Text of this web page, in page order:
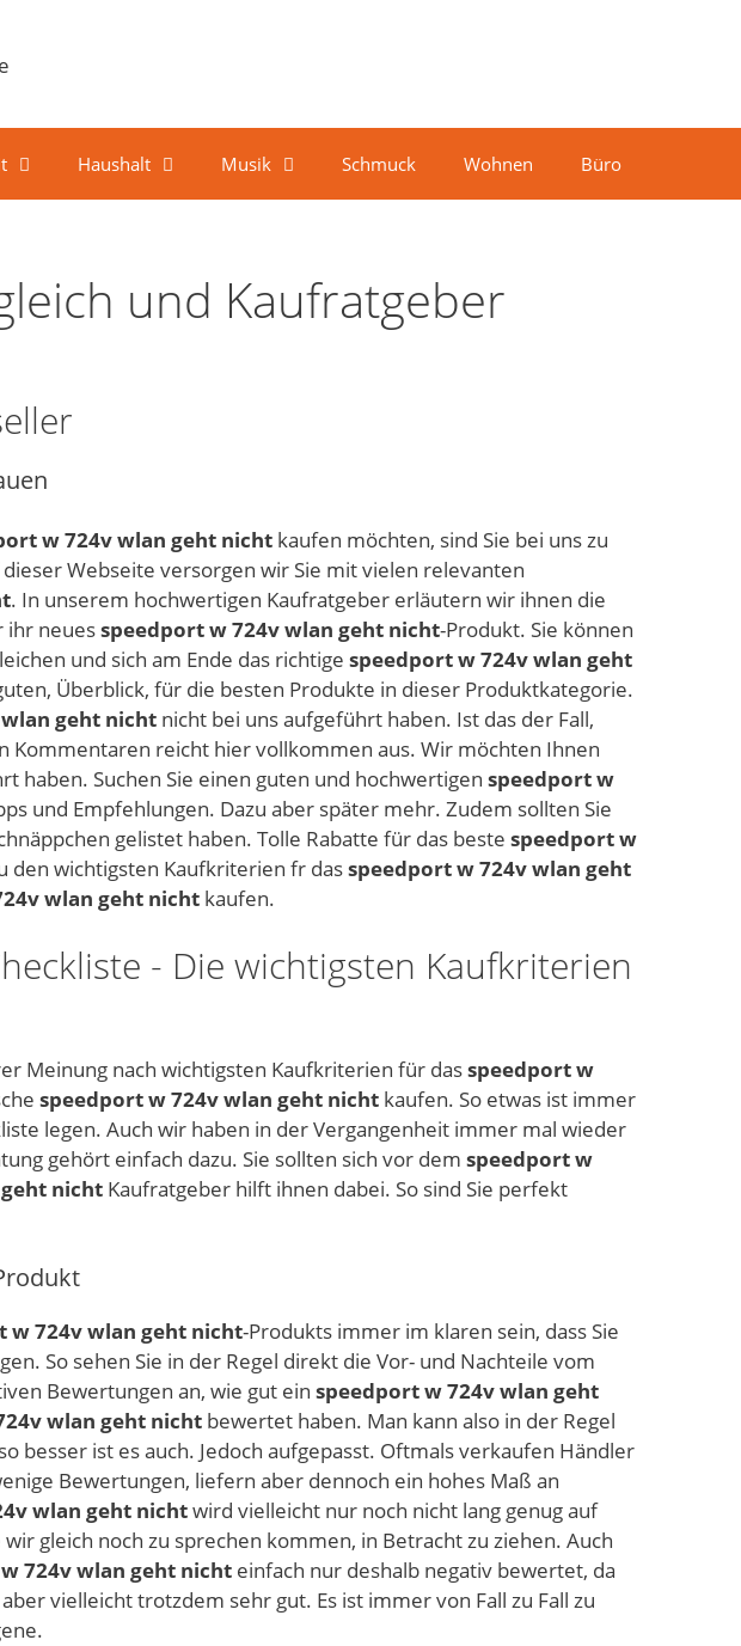
Haushalt Musik Schmuck Wohnen Büro
und Kaufratgeber
w 724v wlan geht nicht kaufen möchten, sind Sie bei uns zu
Webseite versorgen wir Sie mit vielen relevanten
. In unserem hochwertigen Kaufratgeber erläutern wir ihnen die
ihr neuesspeedport w 724v wlan geht nicht-Produkt. Sie können
und sich am Ende das richtige speedport w 724v wlan geht
Überblick, für die besten Produkte in dieser Produktkategorie.
geht nicht nicht bei uns aufgeführt haben. Ist das der Fall,
Kommentaren reicht hier vollkommen aus. Wir möchten Ihnen
haben. Suchen Sie einen guten und hochwertigen speedport w
und Empfehlungen. Dazu aber später mehr. Zudem sollten Sie
gelistet haben. Tolle Rabatte für das beste speedport w
den wichtigsten Kaufkriterien fr dasspeedport w 724v wlan geht
wlan geht nicht kaufen.
- Die wichtigsten Kaufkriterien
Meinung nach wichtigsten Kaufkriterien für dasspeedport w
speedport w 724v wlan geht nicht kaufen. So etwas ist immer
legen. Auch wir haben in der Vergangenheit immer mal wieder
gehört einfach dazu. Sie sollten sich vor dem speedport w
nicht Kaufratgeber hilft ihnen dabei. So sind Sie perfekt
w 724v wlan geht nicht-Produkts immer im klaren sein, dass Sie
So sehen Sie in der Regel direkt die Vor- und Nachteile vom
Bewertungen an, wie gut ein speedport w 724v wlan geht
wlan geht nicht bewertet haben. Man kann also in der Regel
besser ist es auch. Jedoch aufgepasst. Oftmals verkaufen Händler
Bewertungen, liefern aber dennoch ein hohes Maß an
wlan geht nichtwird vielleicht nur noch nicht lang genug auf
gleich noch zu sprechen kommen, in Betracht zu ziehen. Auch
724v wlan geht nicht einfach nur deshalb negativ bewertet, da
vielleicht trotzdem sehr gut. Es ist immer von Fall zu Fall zu